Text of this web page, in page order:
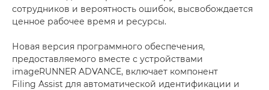
сотрудников и вероятность ошибок, высвобождается
ценное рабочее время и ресурсы.
Новая версия программного обеспечения,
предоставляемого вместе с устройствами
imageRUNNER ADVANCE, включает компонент
Filing Assist для автоматической идентификации и